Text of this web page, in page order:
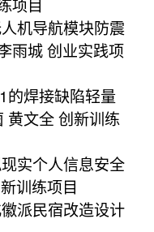
机导航模块防震
雨城 创业实践项
的焊接缺陷轻量
黄文全 创新训练
实个人信息安全
训练项目
派民宿改造设计